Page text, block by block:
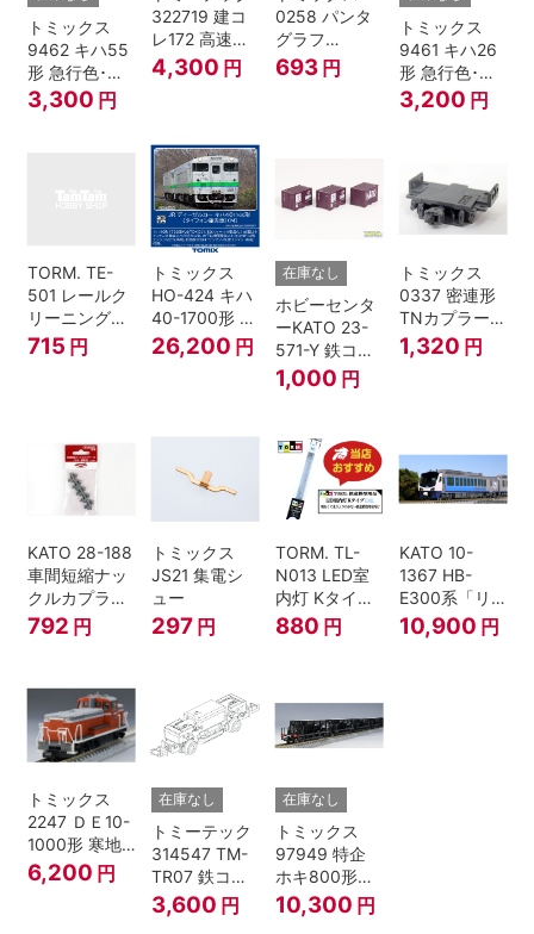
トミックス
9462 キハ55
形 急行色･一
段窓 Ｔ Nゲー
ジ
3,300 円
322719 建コ
レ172 高速道
路 Ｎゲージ
4,300 円
0258 パンタ
グラフ
PT4811N 2個
693 円
トミックス
9461 キハ26
形 急行色･一
段窓 Ｔ Nゲー
ジ
3,200 円
TORM. TE-
501 レールク
リーニングリ
キッド 100ml
715 円
トミックス
HO-424 キハ
40-1700形 タ
イフォン撤去
車 M HOゲー
26,200 円
在庫なし
ホビーセンタ
ーKATO 23-
571-Y 鉄コン
2021コンテナ
3個セット N
1,000 円
トミックス
0337 密連形
TNカプラー
(6個入・SPタ
イプ)
1,320 円
KATO 28-188
車間短縮ナッ
クルカプラー
灰 (ボギー貨
792 円
トミックス
JS21 集電シ
ュー
297 円
TORM. TL-
N013 LED室
内灯 Kタイ
プ・白色 1本
鉄道模型
880 円
KATO 10-
1367 HB-
E300系「リ
ゾートしらか
み・青池編
10,900 円
トミックス
2247 ＤＥ10-
1000形 寒地
型･高崎車両
センター Nゲ
6,200 円
在庫なし
トミーテック
314547 TM-
TR07 鉄コレ
動力ユニット
2軸車用
3,600 円
在庫なし
トミックス
97949 特企
ホキ800形貨
車 ＪＲ東日本
仕様タイプ 8
10,300 円